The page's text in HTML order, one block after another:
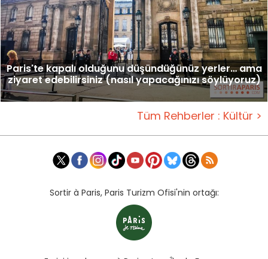
Paris'te kapalı olduğunu düşündüğünüz yerler… ama
ziyaret edebilirsiniz (nasıl yapacağınızı söylüyoruz)
Tüm Rehberler : Kültür >
Sortir à Paris, Paris Turizm Ofisi'nin ortağı: